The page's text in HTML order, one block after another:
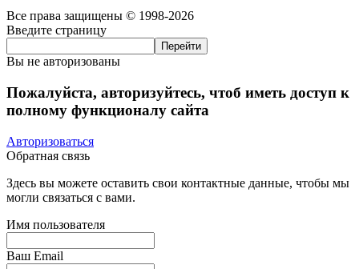
Все права защищены © 1998-2026
Введите страницу
Вы не авторизованы
Пожалуйста, авторизуйтесь, чтоб иметь доступ к
полному функционалу сайта
Авторизоваться
Обратная связь
Здесь вы можете оставить свои контактные данные, чтобы мы
могли связаться с вами.
Имя пользователя
Ваш Email